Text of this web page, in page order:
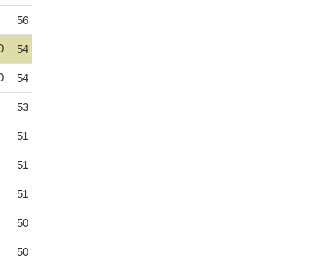
56
54
54
53
51
51
51
50
50